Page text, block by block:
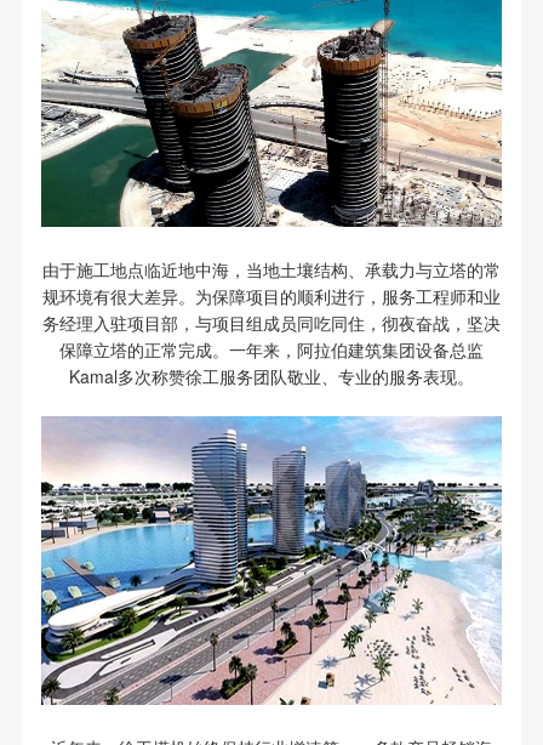
由于施工地点临近地中海，当地土壤结构、承载力与立塔的常
规环境有很大差异。为保障项目的顺利进行，服务工程师和业
务经理入驻项目部，与项目组成员同吃同住，彻夜奋战，坚决
保障立塔的正常完成。一年来，阿拉伯建筑集团设备总监
Kamal多次称赞徐工服务团队敬业、专业的服务表现。